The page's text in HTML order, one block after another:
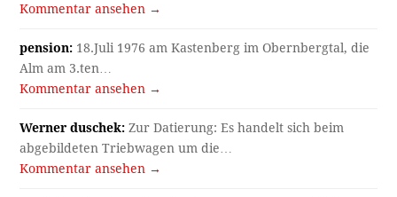
Kommentar ansehen →
pension: 18.Juli 1976 am Kastenberg im Obernbergtal, die
Alm am 3.ten…
Kommentar ansehen →
Werner duschek: Zur Datierung: Es handelt sich beim
abgebildeten Triebwagen um die…
Kommentar ansehen →